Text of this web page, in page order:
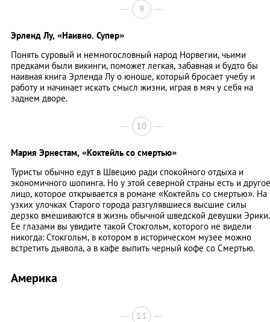
9
Эрленд Лу, «Наивно. Супер»
Понять суровый и немногословный народ Норвегии, чьими
предками были викинги, поможет легкая, забавная и будто бы
наивная книга Эрленда Лу о юноше, который бросает учебу и
работу и начинает искать смысл жизни, играя в мяч у себя на
заднем дворе.
10
Мария Эрнестам, «Коктейль со смертью»
Туристы обычно едут в Швецию ради спокойного отдыха и
экономичного шопинга. Но у этой северной страны есть и другое
лицо, которое открывается в романе «Коктейль со смертью». На
узких улочках Старого города разгулявшиеся высшие силы
дерзко вмешиваются в жизнь обычной шведской девушки Эрики.
Ее глазами вы увидите такой Стокгольм, которого не видели
никогда: Стокгольм, в котором в историческом музее можно
встретить дьявола, а в кафе выпить черный кофе со Смертью.
Америка
11